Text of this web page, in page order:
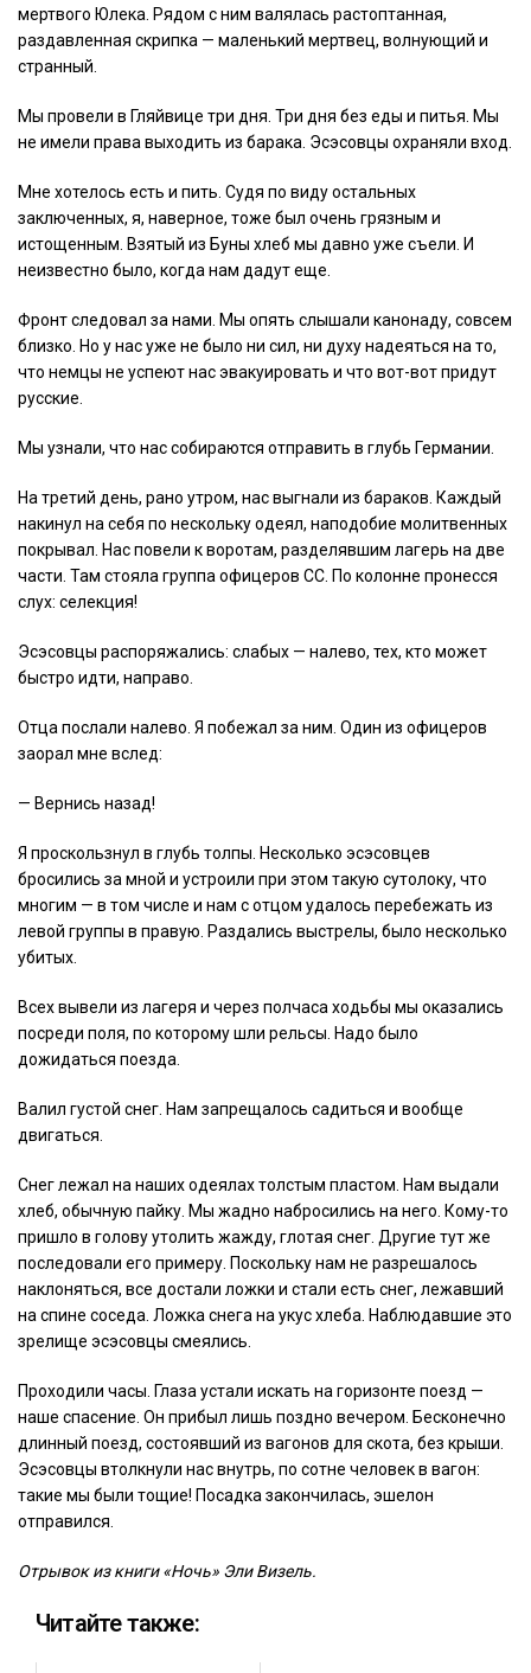
мертвого Юлека. Рядом с ним валялась растоптанная,
раздавленная скрипка — маленький мертвец, волнующий и
странный.
Мы провели в Гляйвице три дня. Три дня без еды и питья. Мы
не имели права выходить из барака. Эсэсовцы охраняли вход.
Мне хотелось есть и пить. Судя по виду остальных
заключенных, я, наверное, тоже был очень грязным и
истощенным. Взятый из Буны хлеб мы давно уже съели. И
неизвестно было, когда нам дадут еще.
Фронт следовал за нами. Мы опять слышали канонаду, совсем
близко. Но у нас уже не было ни сил, ни духу надеяться на то,
что немцы не успеют нас эвакуировать и что вот-вот придут
русские.
Мы узнали, что нас собираются отправить в глубь Германии.
На третий день, рано утром, нас выгнали из бараков. Каждый
накинул на себя по нескольку одеял, наподобие молитвенных
покрывал. Нас повели к воротам, разделявшим лагерь на две
части. Там стояла группа офицеров СС. По колонне пронесся
слух: селекция!
Эсэсовцы распоряжались: слабых — налево, тех, кто может
быстро идти, направо.
Отца послали налево. Я побежал за ним. Один из офицеров
заорал мне вслед:
— Вернись назад!
Я проскользнул в глубь толпы. Несколько эсэсовцев
бросились за мной и устроили при этом такую сутолоку, что
многим — в том числе и нам с отцом удалось перебежать из
левой группы в правую. Раздались выстрелы, было несколько
убитых.
Всех вывели из лагеря и через полчаса ходьбы мы оказались
посреди поля, по которому шли рельсы. Надо было
дожидаться поезда.
Валил густой снег. Нам запрещалось садиться и вообще
двигаться.
Снег лежал на наших одеялах толстым пластом. Нам выдали
хлеб, обычную пайку. Мы жадно набросились на него. Кому-то
пришло в голову утолить жажду, глотая снег. Другие тут же
последовали его примеру. Поскольку нам не разрешалось
наклоняться, все достали ложки и стали есть снег, лежавший
на спине соседа. Ложка снега на укус хлеба. Наблюдавшие это
зрелище эсэсовцы смеялись.
Проходили часы. Глаза устали искать на горизонте поезд —
наше спасение. Он прибыл лишь поздно вечером. Бесконечно
длинный поезд, состоявший из вагонов для скота, без крыши.
Эсэсовцы втолкнули нас внутрь, по сотне человек в вагон:
такие мы были тощие! Посадка закончилась, эшелон
отправился.
Отрывок из книги «Ночь» Эли Визель.
Читайте также: